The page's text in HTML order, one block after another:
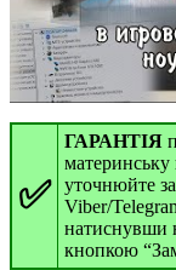
✅
ГАРАНТІЯ
материнську
уточнюйте
Viber/
натиснувши
кнопкою